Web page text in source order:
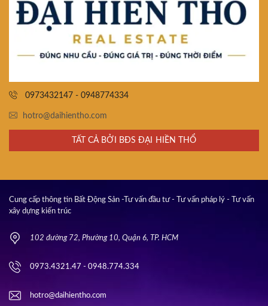
0973432147 - 0948774334
hotro@daihientho.com
TẤT CẢ BỞI BĐS ĐẠI HIỀN THỔ
Cung cấp thông tin Bất Động Sản -Tư vấn đầu tư - Tư vấn pháp lý - Tư vấn
xây dựng kiến trúc
102 đường 72, Phường 10, Quận 6, TP. HCM
0973.4321.47 - 0948.774.334
hotro@daihientho.com